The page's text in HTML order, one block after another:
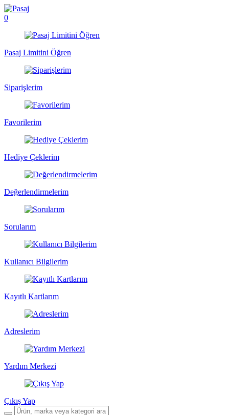
0
Pasaj Limitini Öğren
Siparişlerim
Favorilerim
Hediye Çeklerim
Değerlendirmelerim
Sorularım
Kullanıcı Bilgilerim
Kayıtlı Kartlarım
Adreslerim
Yardım Merkezi
Çıkış Yap